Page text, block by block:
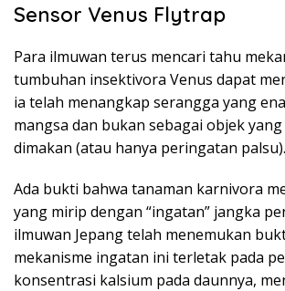
Sensor Venus Flytrap
Para ilmuwan terus mencari tahu
tumbuhan insektivora Venus dapat
ia telah menangkap serangga yang
mangsa dan bukan sebagai objek
dimakan (atau hanya peringatan palsu).
Ada bukti bahwa tanaman karnivora
yang mirip dengan “ingatan” jangka
ilmuwan Jepang telah menemukan
mekanisme ingatan ini terletak pada
konsentrasi kalsium pada daunnya,